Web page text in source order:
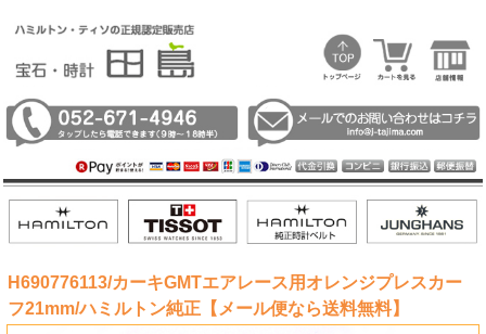
H690776113/カーキGMTエアレース用オレンジプレスカー
フ21mm/ハミルトン純正【メール便なら送料無料】